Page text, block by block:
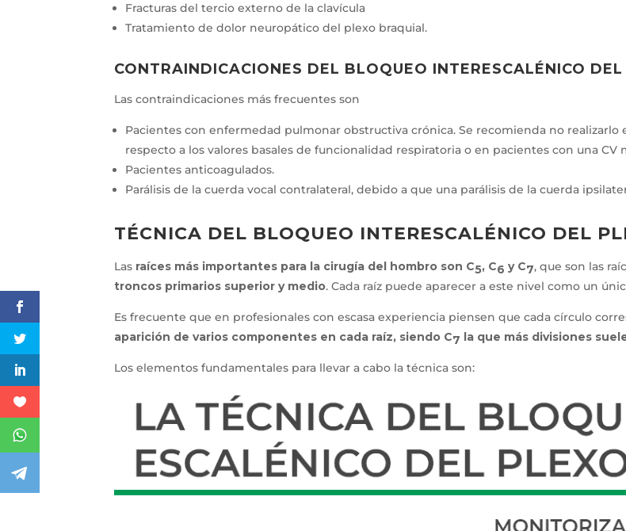
Fracturas del tercio externo de la clavícula
Tratamiento de dolor neuropático del plexo braquial.
CONTRAINDICACIONES DEL BLOQUEO INTERESCALÉNICO
Las contraindicaciones más frecuentes son
Pacientes con enfermedad pulmonar obstructiva crónica. Se recomienda no
respecto a los valores basales de funcionalidad respiratoria o en pacientes con una CV
Pacientes anticoagulados.
Parálisis de la cuerda vocal contralateral, debido a que una parálisis de la cuerda
TÉCNICA DEL BLOQUEO INTERESCALÉNICO DEL
Las raíces más importantes para la cirugía del hombro son C5, C6 y C7, que son las
troncos primarios superior y medio. Cada raíz puede aparecer a este nivel como un
Es frecuente que en profesionales con escasa experiencia piensen que cada círculo
aparición de varios componentes en cada raíz, siendo C7 la que más divisiones
Los elementos fundamentales para llevar a cabo la técnica son: